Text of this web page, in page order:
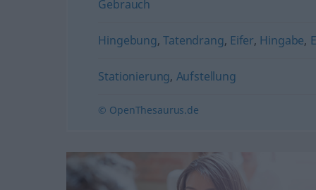
Gebrauch
Hingebung,Tatendrang, Eifer, Hingabe,
Stationierung, Aufstellung
© OpenThesaurus.de